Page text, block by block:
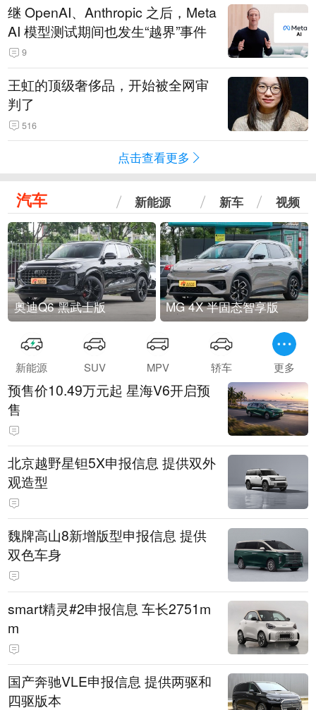
继 OpenAI、Anthropic 之后，Meta
AI 模型测试期间也发生“越界”事件
9
王虹的顶级奢侈品，开始被全网审
判了
516
点击查看更多
汽车 新能源 新车 视频
奥迪Q6 黑武士版 MG 4X 半固态智享版
新能源 SUV MPV 轿车 更多
预售价10.49万元起 星海V6开启预
售
北京越野星钽5X申报信息 提供双外
观造型
魏牌高山8新增版型申报信息 提供
双色车身
smart精灵#2申报信息 车长2751m
m
国产奔驰VLE申报信息 提供两驱和
四驱版本